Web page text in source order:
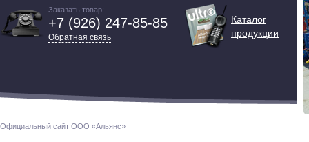
Заказать товар:
+7 (926) 247-85-85
Обратная связь
Каталог
продукции
Официальный сайт ООО «Альянс»